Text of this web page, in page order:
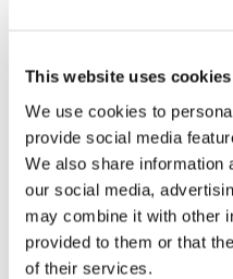
This website uses cookies
We use cookies to
provide social media
We also share information
our social media,
may combine it with other
provided to them or that
of their services.
Su dirección de correo
campos obligatorios están